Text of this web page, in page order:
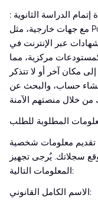
: تتعاون خدمة اختبار شهادة إتمام الدراسة الثانوية (GED) الرسمية
مع جهات خارجية، مثل Parchment أو DiplomaSender، لتسهيل
عبر الإنترنت في
مركزية، مما
مكان آخر أو لا تتذكر
حساب، والبحث عن
المطلوبة للطلب
تقديم معلومات شخصية
سجلاتك. يُرجى تجهيز
المعلومات التالية:
الاسم الكامل القانوني: